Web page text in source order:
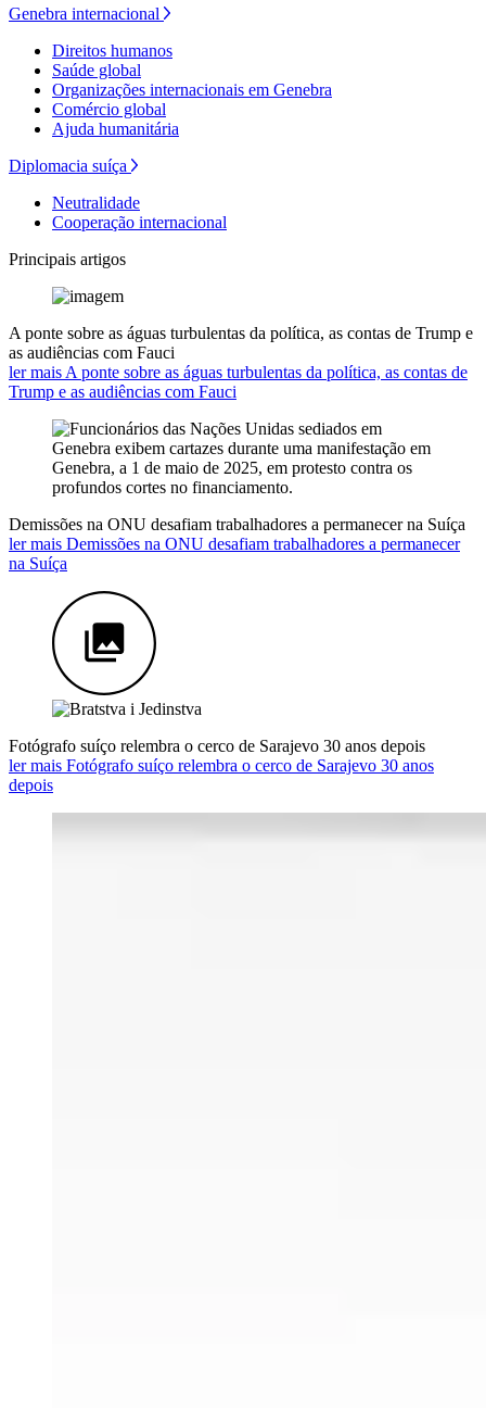
Genebra internacional
Direitos humanos
Saúde global
Organizações internacionais em Genebra
Comércio global
Ajuda humanitária
Diplomacia suíça
Neutralidade
Cooperação internacional
Principais artigos
A ponte sobre as águas turbulentas da política, as contas de Trump e
as audiências com Fauci
ler mais A ponte sobre as águas turbulentas da política, as contas de
Trump e as audiências com Fauci
Demissões na ONU desafiam trabalhadores a permanecer na Suíça
ler mais Demissões na ONU desafiam trabalhadores a permanecer
na Suíça
Fotógrafo suíço relembra o cerco de Sarajevo 30 anos depois
ler mais Fotógrafo suíço relembra o cerco de Sarajevo 30 anos
depois